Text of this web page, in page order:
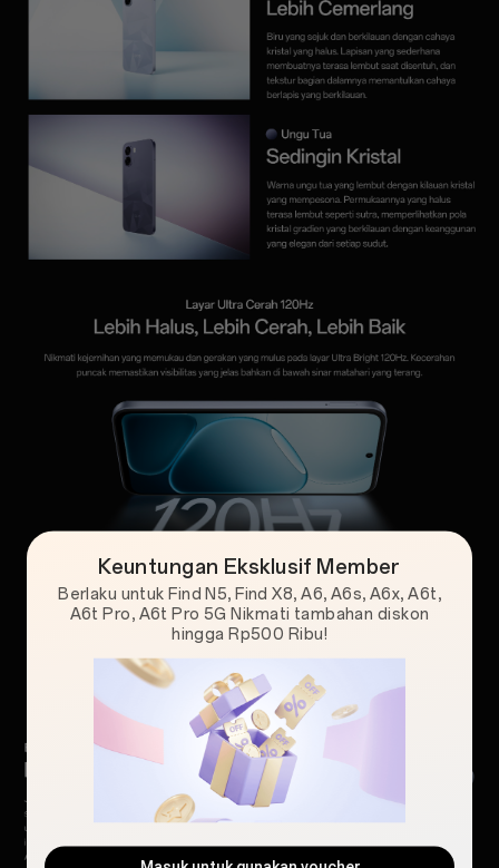
Keuntungan Eksklusif Member
Berlaku untuk Find N5, Find X8, A6, A6s, A6x, A6t,
A6t Pro, A6t Pro 5G Nikmati tambahan diskon
hingga Rp500 Ribu!